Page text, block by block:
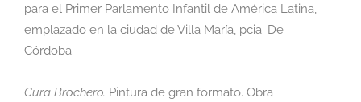
para el Primer Parlamento Infantil de América Latina,
emplazado en la ciudad de Villa María, pcia. De
Córdoba.
Cura Brochero. Pintura de gran formato. Obra